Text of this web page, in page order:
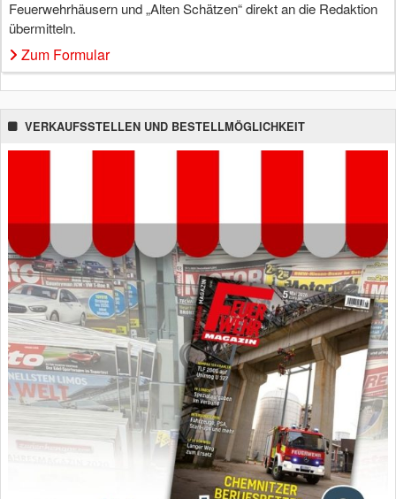
Feuerwehrhäusern und „Alten Schätzen“ direkt an die Redaktion
übermitteln.
Zum Formular
VERKAUFSSTELLEN UND BESTELLMÖGLICHKEIT